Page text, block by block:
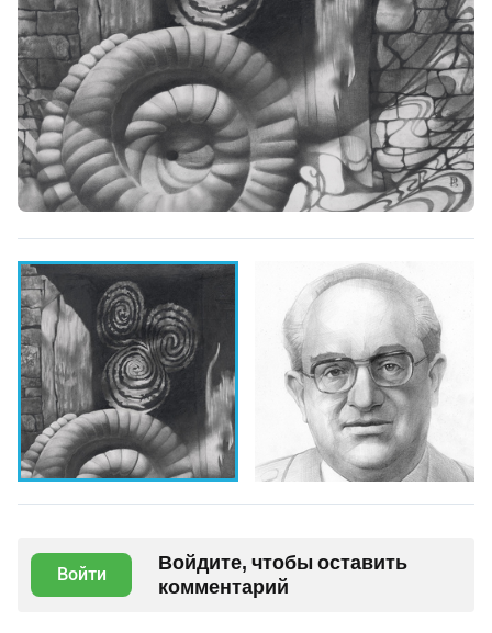
Войти
Войдите, чтобы оставить
комментарий